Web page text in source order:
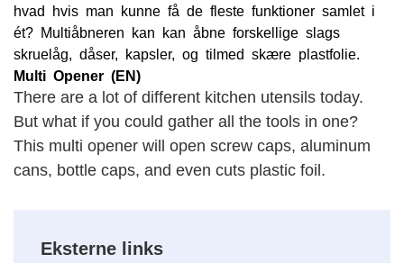
hvad hvis man kunne få de fleste funktioner samlet i
ét? Multiåbneren kan kan åbne forskellige slags
skruelåg, dåser, kapsler, og tilmed skære plastfolie.
Multi Opener (EN)
There are a lot of different kitchen utensils today.
But what if you could gather all the tools in one?
This multi opener will open screw caps, aluminum
cans, bottle caps, and even cuts plastic foil.
Eksterne links